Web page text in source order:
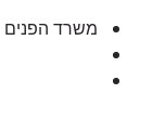
משרד הפנים